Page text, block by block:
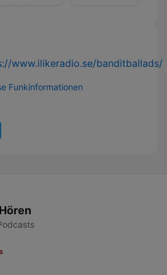
www.ilikeradio.se/banditballads/
Funkinformationen